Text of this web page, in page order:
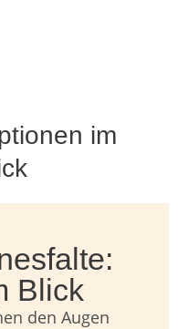
im
Blick
den Augen